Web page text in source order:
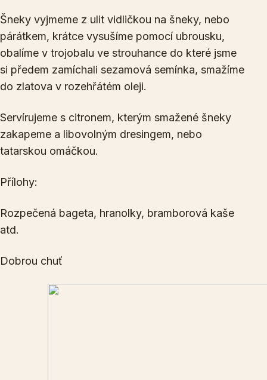
Šneky vyjmeme z ulit vidličkou na šneky, nebo
párátkem, krátce vysušíme pomocí ubrousku,
obalíme v trojobalu ve strouhance do které jsme
si předem zamíchali sezamová semínka, smažíme
do zlatova v rozehřátém oleji.
Servírujeme s citronem, kterým smažené šneky
zakapeme a libovolným dresingem, nebo
tatarskou omáčkou.
Přílohy:
Rozpečená bageta, hranolky, bramborová kaše
atd.
Dobrou chuť